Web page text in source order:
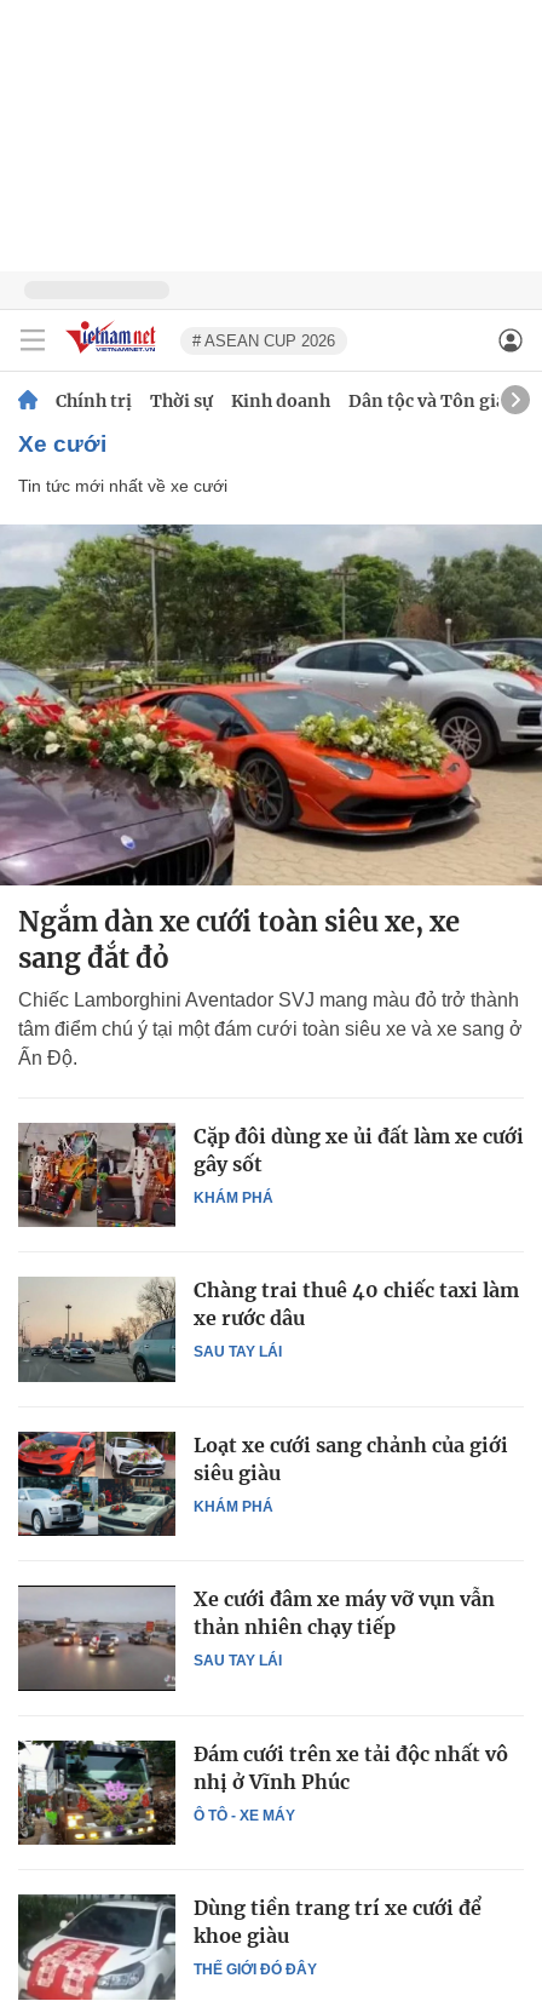
# ASEAN CUP 2026
Chính trị Thời sự Kinh doanh Dân tộc và Tôn giáo
xe cưới
Tin tức mới nhất về xe cưới
Ngắm dàn xe cưới toàn siêu xe, xe
sang đắt đỏ
Chiếc Lamborghini Aventador SVJ mang màu đỏ trở thành
tâm điểm chú ý tại một đám cưới toàn siêu xe và xe sang ở
Ấn Độ.
KHÁM PHÁ
Cặp đôi dùng xe ủi đất làm xe cưới
gây sốt
SAU TAY LÁI
Chàng trai thuê 40 chiếc taxi làm
xe rước dâu
KHÁM PHÁ
Loạt xe cưới sang chảnh của giới
siêu giàu
SAU TAY LÁI
Xe cưới đâm xe máy vỡ vụn vẫn
thản nhiên chạy tiếp
Ô TÔ - XE MÁY
Đám cưới trên xe tải độc nhất vô
nhị ở Vĩnh Phúc
THẾ GIỚI ĐÓ ĐÂY
Dùng tiền trang trí xe cưới để
khoe giàu